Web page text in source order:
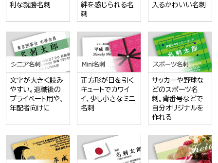
利な就勝名刺
絆を感じられる名
刺
入るかわいい名刺
文字が大きく読み
やすい。退職後の
プライベート用や、
年配者向けに
正方形が目を引く
キュートでカワイ
イ、少し小さなミニ
名刺
サッカーや野球な
どのスポーツ名
刺。背番号などで
自分オリジナルを
作れる